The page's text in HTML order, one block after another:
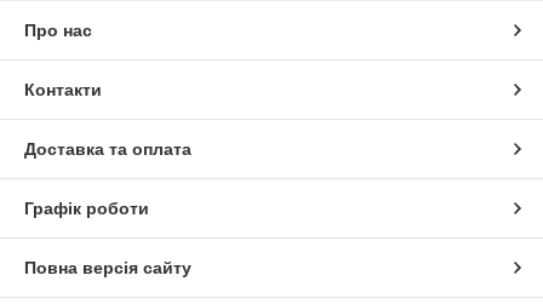
Про нас
Контакти
Доставка та оплата
Графік роботи
Повна версія сайту